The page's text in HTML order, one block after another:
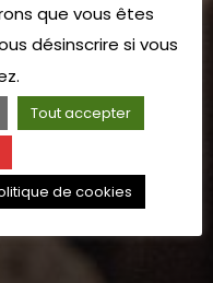
que vous êtes
désinscrire si vous
Tout accepter
de cookies